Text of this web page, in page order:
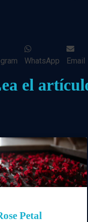
WhatsApp Email
el
Petal